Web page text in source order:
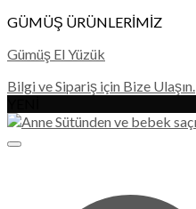
GÜMÜŞ ÜRÜNLERİMİZ
Gümüş El Yüzük
Bilgi ve Sipariş için Bize Ulaşın.